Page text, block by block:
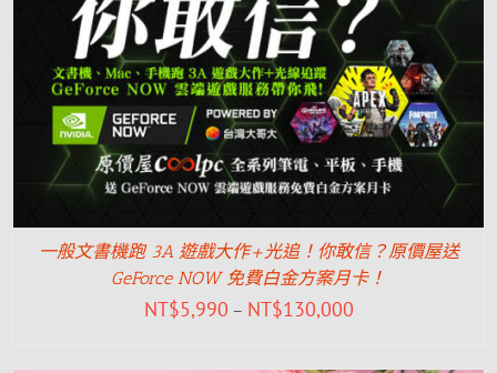
一般文書機跑 3A 遊戲大作+光追！你敢信？原價屋送
GeForce NOW 免費白金方案月卡！
NT$5,990 – NT$130,000